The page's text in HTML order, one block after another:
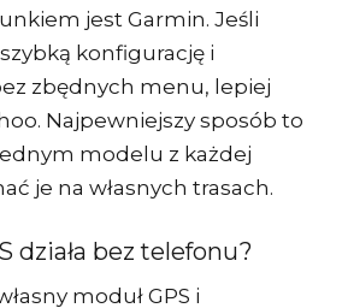
jest Garmin. Jeśli
konfigurację i
zbędnych menu, lepiej
Najpewniejszy sposób to
modelu z każdej
je na własnych trasach.
działa bez telefonu?
moduł GPS i